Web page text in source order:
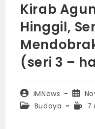
Kirab
Hinggil,
(seri 3 –
Post
author:
iMNews
Post
PostBudaya 7